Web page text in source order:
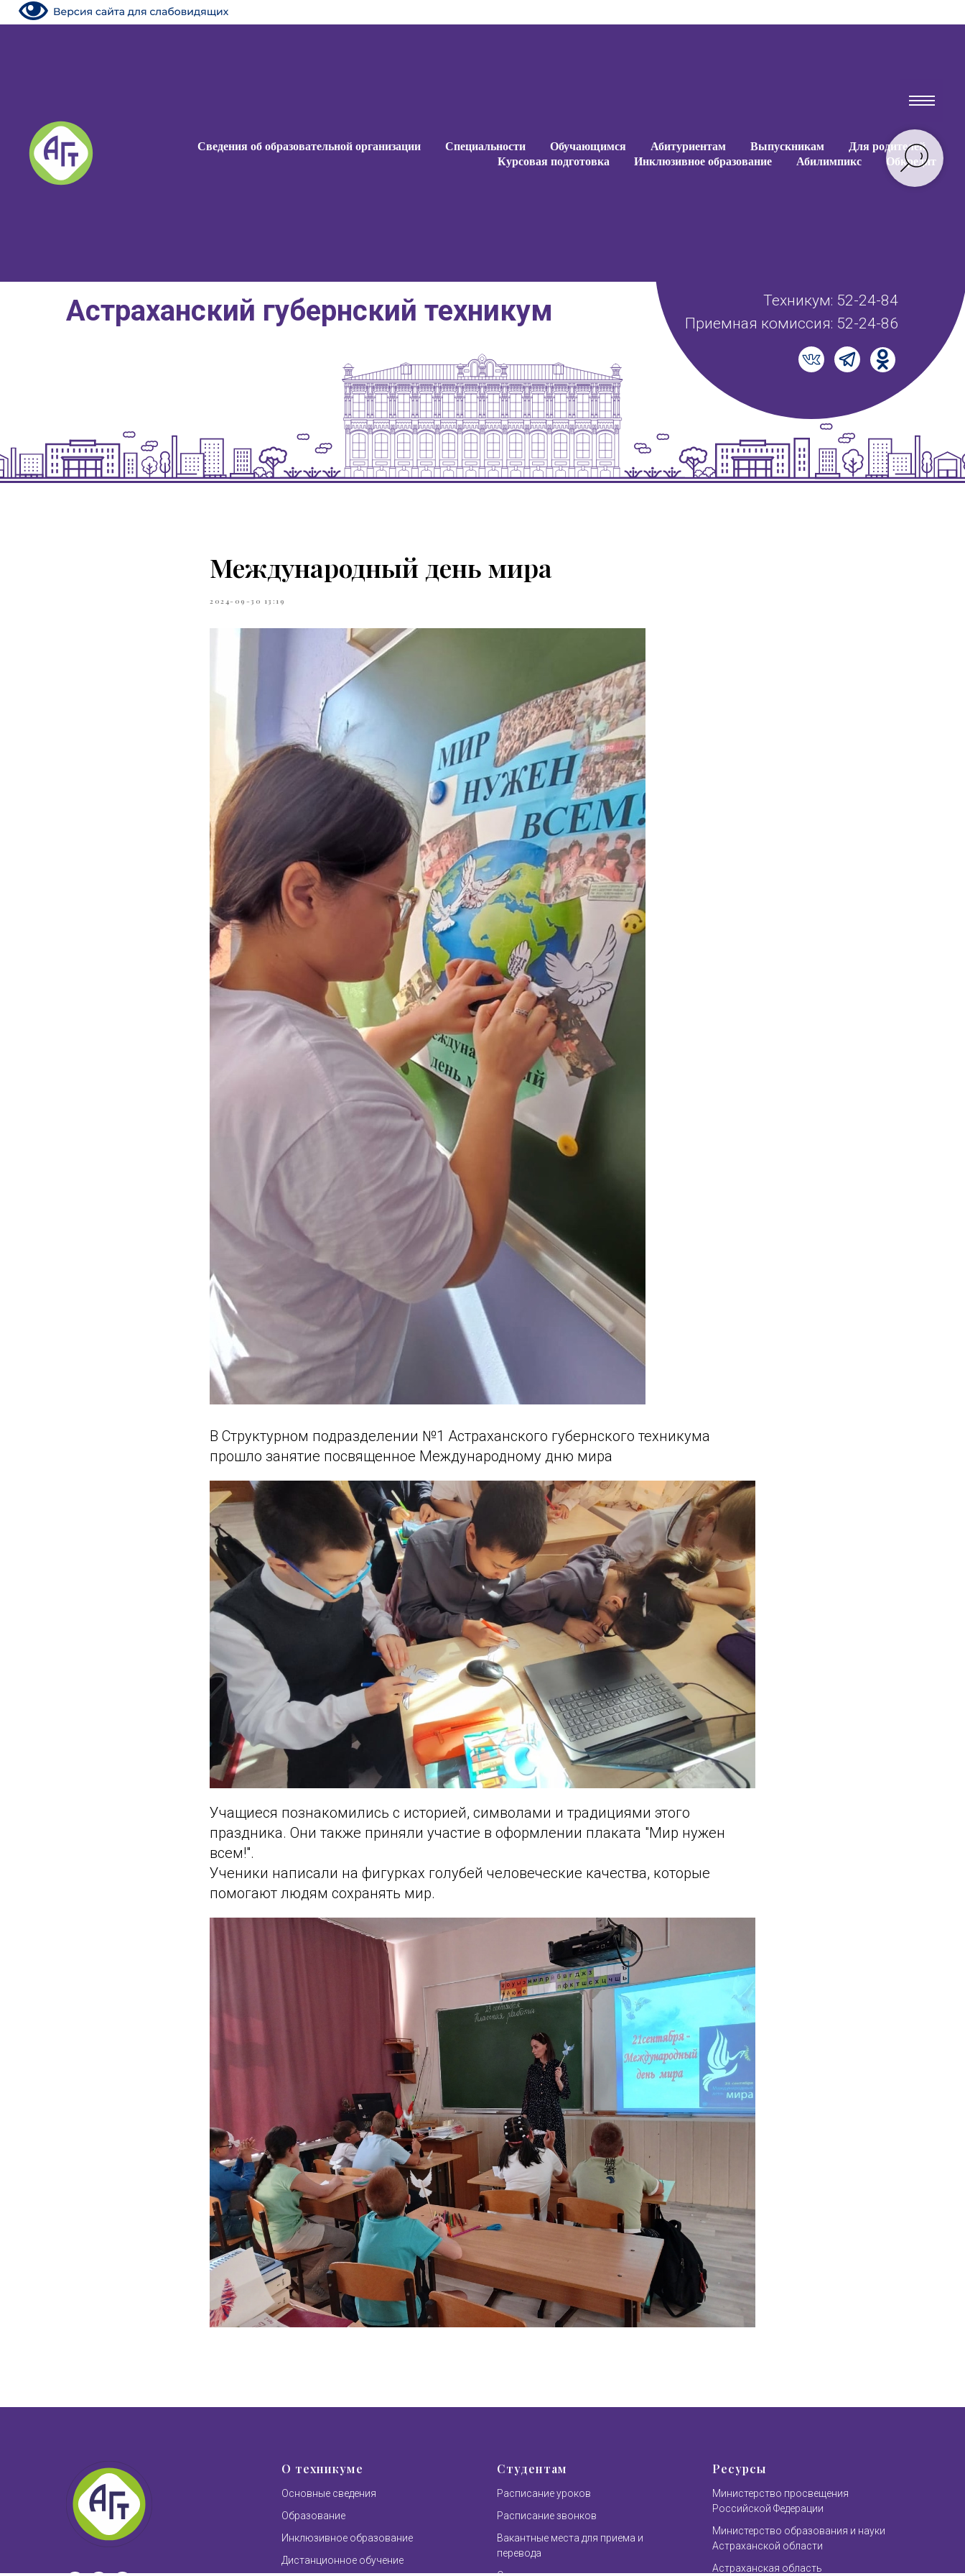
Сведения об образовательной организации Специальности Обучающимся Абитуриентам Выпускникам
Для родителей
Курсовая подготовка
Инклюзивное образование Абилимпикс Обкредит
Астраханский губернский техникум
Техникум: 52-24-84
Приемная комиссия: 52-24-86
Международный день мира
2024-09-30 13:19
В Структурном подразделении №1 Астраханского губернского техникума
прошло занятие посвященное Международному дню мира
Учащиеся познакомились с историей, символами и традициями этого
праздника. Они также приняли участие в оформлении плаката "Мир нужен
всем!".
Ученики написали на фигурках голубей человеческие качества, которые
помогают людям сохранять мир.
О техникуме
Основные сведения
Образование
Инклюзивное образование
Дистанционное обучение
Студентам
Расписание уроков
Расписание звонков
Вакантные места для приема и
перевода
Ресурсы
Министерство просвещения
Российской Федерации
Министерство образования и науки
Астраханской области
Астраханская область